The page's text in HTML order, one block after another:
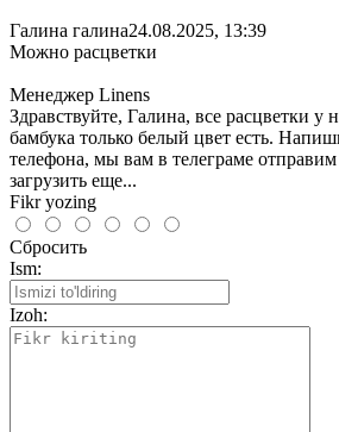
Галина галина24.08.2025, 13:39
Можно расцветки
Менеджер Linens
Здравствуйте, Галина, все расцветки у
бамбука только белый цвет есть.
телефона, мы вам в телеграме отправим
загрузить еще...
Fikr yozing
Сбросить
Ism:
Izoh: